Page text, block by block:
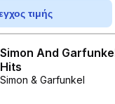
τιμής
Simon And
Hits
Simon & Garfunkel